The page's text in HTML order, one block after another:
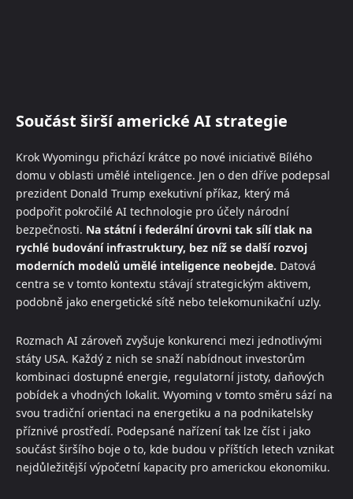
Součást širší americké AI strategie
Krok Wyomingu přichází krátce po nové iniciativě Bílého
domu v oblasti umělé inteligence. Jen o den dříve podepsal
prezident Donald Trump exekutivní příkaz, který má
podpořit pokročilé AI technologie pro účely národní
bezpečnosti. Na státní i federální úrovni tak sílí tlak na
rychlé budování infrastruktury, bez níž se další rozvoj
moderních modelů umělé inteligence neobejde. Datová
centra se v tomto kontextu stávají strategickým aktivem,
podobně jako energetické sítě nebo telekomunikační uzly.
Rozmach AI zároveň zvyšuje konkurenci mezi jednotlivými
státy USA. Každý z nich se snaží nabídnout investorům
kombinaci dostupné energie, regulatorní jistoty, daňových
pobídek a vhodných lokalit. Wyoming v tomto směru sází na
svou tradiční orientaci na energetiku a na podnikatelsky
příznivé prostředí. Podepsané nařízení tak lze číst i jako
součást širšího boje o to, kde budou v příštích letech vznikat
nejdůležitější výpočetní kapacity pro americkou ekonomiku.